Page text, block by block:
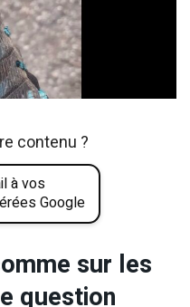
contenu ?
à vos
Google
sur les
question